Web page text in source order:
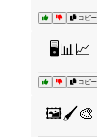
コピー
🖥️📊📈
コピー
🖼️🖌️🎨